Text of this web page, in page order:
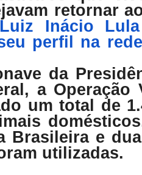
retornar
Inácio
perfil na
da
a Operação
um total de
Brasileira e
utilizadas.